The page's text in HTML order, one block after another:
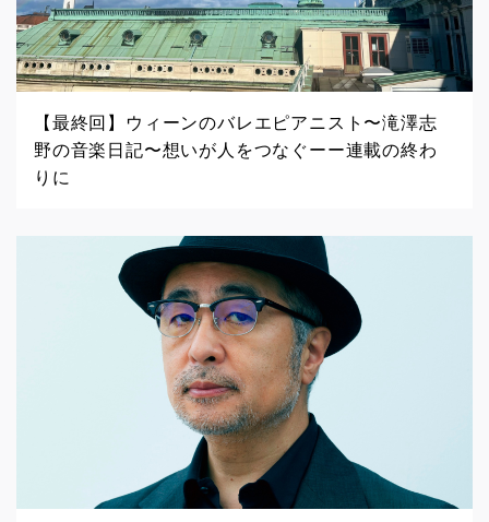
【最終回】ウィーンのバレエピアニスト〜滝澤志
野の音楽日記〜想いが人をつなぐーー連載の終わ
りに